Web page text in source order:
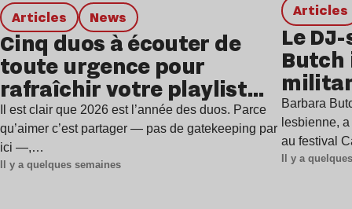
Articles news
Cinq duos à écouter de
toute urgence pour
rafraîchir votre playlist
estivale
Il est clair que 2026 est l’année des duos. Parce
qu’aimer c’est partager — pas de gatekeeping par
ici —,…
Il y a quelques semaines
Articles
Le
Butch
à
Barbara
lesbienne,
au festival
Il y a